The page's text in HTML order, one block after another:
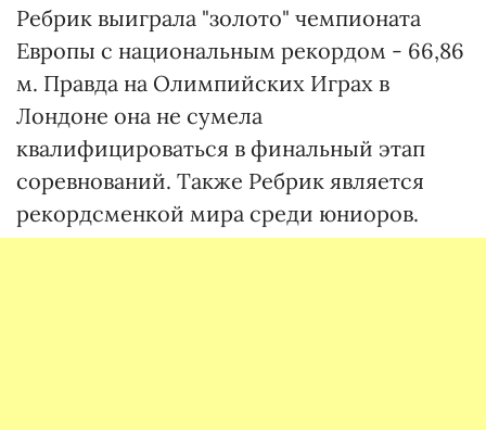
Ребрик выиграла "золото" чемпионата
Европы с национальным рекордом - 66,86
м. Правда на Олимпийских Играх в
Лондоне она не сумела
квалифицироваться в финальный этап
соревнований. Также Ребрик является
рекордсменкой мира среди юниоров.